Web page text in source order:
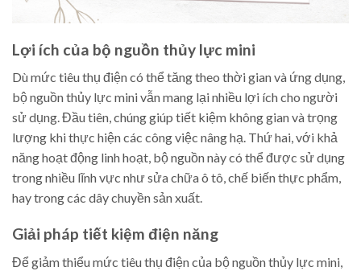
Lợi ích của bộ nguồn thủy lực mini
Dù mức tiêu thụ điện có thể tăng theo thời gian và ứng dụng,
bộ nguồn thủy lực mini vẫn mang lại nhiều lợi ích cho người
sử dụng. Đầu tiên, chúng giúp tiết kiệm không gian và trọng
lượng khi thực hiện các công việc nâng hạ. Thứ hai, với khả
năng hoạt động linh hoạt, bộ nguồn này có thể được sử dụng
trong nhiều lĩnh vực như sửa chữa ô tô, chế biến thực phẩm,
hay trong các dây chuyền sản xuất.
Giải pháp tiết kiệm điện năng
Để giảm thiểu mức tiêu thụ điện của bộ nguồn thủy lực mini,